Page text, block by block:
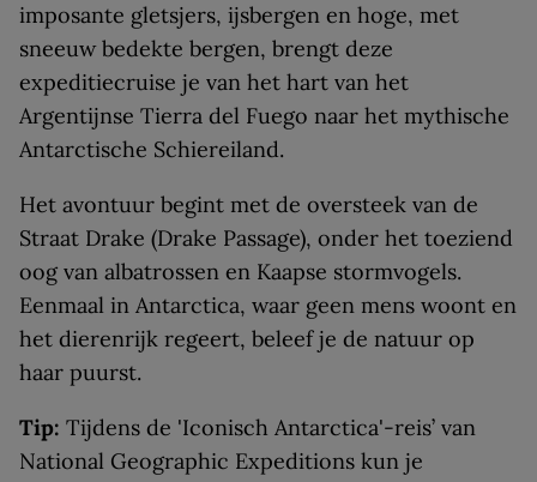
imposante gletsjers, ijsbergen en hoge, met
sneeuw bedekte bergen, brengt deze
expeditiecruise je van het hart van het
Argentijnse Tierra del Fuego naar het mythische
Antarctische Schiereiland.
Het avontuur begint met de oversteek van de
Straat Drake (Drake Passage), onder het toeziend
oog van albatrossen en Kaapse stormvogels.
Eenmaal in Antarctica, waar geen mens woont en
het dierenrijk regeert, beleef je de natuur op
haar puurst.
Tip: Tijdens de 'Iconisch Antarctica'-reis’ van
National Geographic Expeditions kun je